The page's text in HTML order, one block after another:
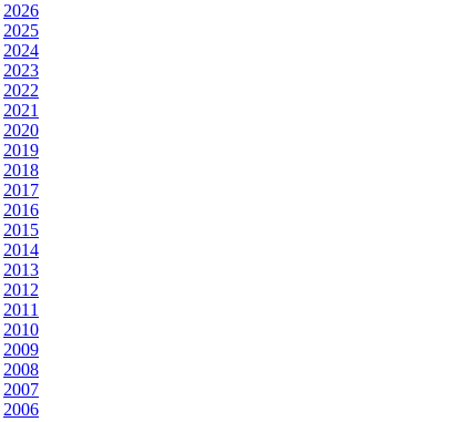
2026
2025
2024
2023
2022
2021
2020
2019
2018
2017
2016
2015
2014
2013
2012
2011
2010
2009
2008
2007
2006